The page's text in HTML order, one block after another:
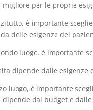
migliore per le proprie
è importante
delle esigenze del
luogo, è importante
dipende dalle
luogo, è importante
dipende dal budget e